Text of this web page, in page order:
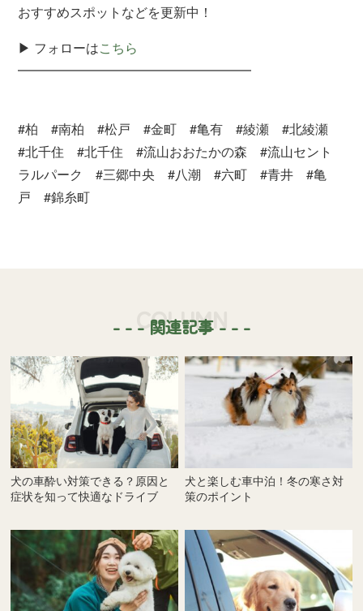
おすすめスポットなどを更新中！
▶ フォローはこちら
━━━━━━━━━━━━━━━━━━
#柏 #南柏 #松戸 #金町 #亀有 #綾瀬 #北綾瀬
#北千住 #北千住 #流山おおたかの森 #流山セント
ラルパーク #三郷中央 #八潮 #六町 #青井 #亀
戸 #錦糸町
- - - 関連記事 - - -
COLUMN
犬の車酔い対策できる？原因と
症状を知って快適なドライブ
犬と楽しむ車中泊！冬の寒さ対
策のポイント